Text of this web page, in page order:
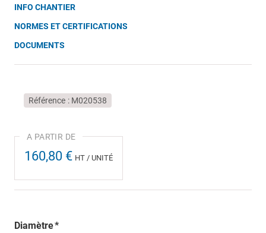
INFO CHANTIER
NORMES ET CERTIFICATIONS
DOCUMENTS
Référence M020538
160,80 € HT / UNITÉ
Diamètre